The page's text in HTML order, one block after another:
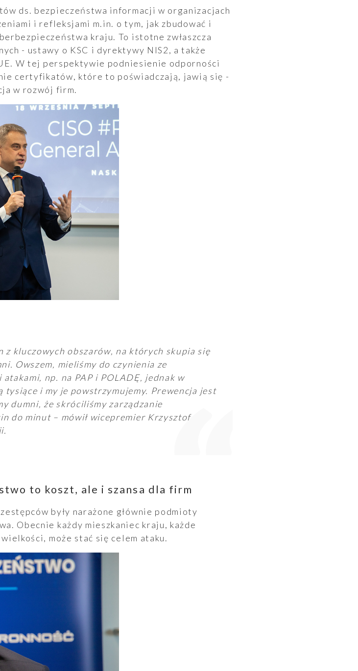
ds. bezpieczeństwa informacji w organizacjach
i refleksjami m.in. o tym, jak zbudować i
kraju. To istotne zwłaszcza
- ustawy o KSC i dyrektywy NIS2, a także
W tej perspektywie podniesienie odporności
certyfikatów, które to poświadczają, jawią się -
w rozwój firm.
z kluczowych obszarów, na których skupia się
Owszem, mieliśmy do czynienia ze
np. na PAP i POLADĘ, jednak w
tysiące i my je powstrzymujemy. Prewencja jest
dumni, że skróciliśmy zarządzanie
do minut – mówił wicepremier Krzysztof
to koszt, ale i szansa dla firm
były narażone głównie podmioty
Obecnie każdy mieszkaniec kraju, każde
może stać się celem ataku.